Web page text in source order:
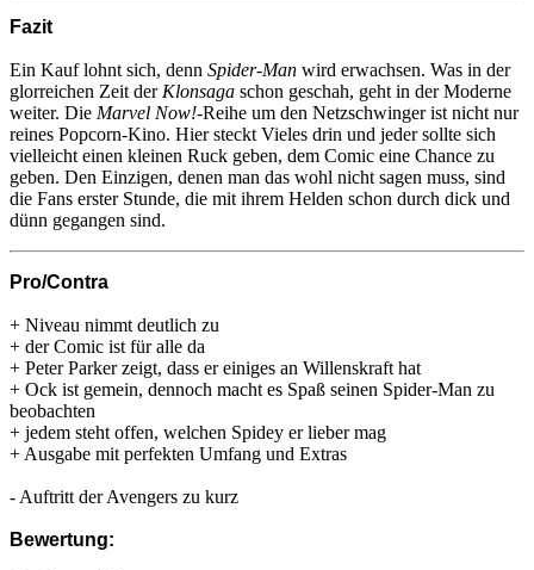
Fazit
Ein Kauf lohnt sich, denn Spider-Man wird erwachsen. Was in der
glorreichen Zeit der Klonsaga schon geschah, geht in der Moderne
weiter. Die Marvel Now!-Reihe um den Netzschwinger ist nicht nur
reines Popcorn-Kino. Hier steckt Vieles drin und jeder sollte sich
vielleicht einen kleinen Ruck geben, dem Comic eine Chance zu
geben. Den Einzigen, denen man das wohl nicht sagen muss, sind
die Fans erster Stunde, die mit ihrem Helden schon durch dick und
dünn gegangen sind.
Pro/Contra
+ Niveau nimmt deutlich zu
+ der Comic ist für alle da
+ Peter Parker zeigt, dass er einiges an Willenskraft hat
+ Ock ist gemein, dennoch macht es Spaß seinen Spider-Man zu
beobachten
+ jedem steht offen, welchen Spidey er lieber mag
+ Ausgabe mit perfekten Umfang und Extras
- Auftritt der Avengers zu kurz
Bewertung: